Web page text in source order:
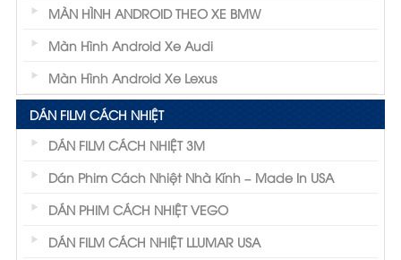
MÀN HÌNH ANDROID THEO XE BMW
Màn Hình Android Xe Audi
Màn Hình Android Xe Lexus
DÁN FILM CÁCH NHIỆT
DÁN FILM CÁCH NHIỆT 3M
Dán Phim Cách Nhiệt Nhà Kính – Made In USA
DÁN PHIM CÁCH NHIỆT VEGO
DÁN FILM CÁCH NHIỆT LLUMAR USA